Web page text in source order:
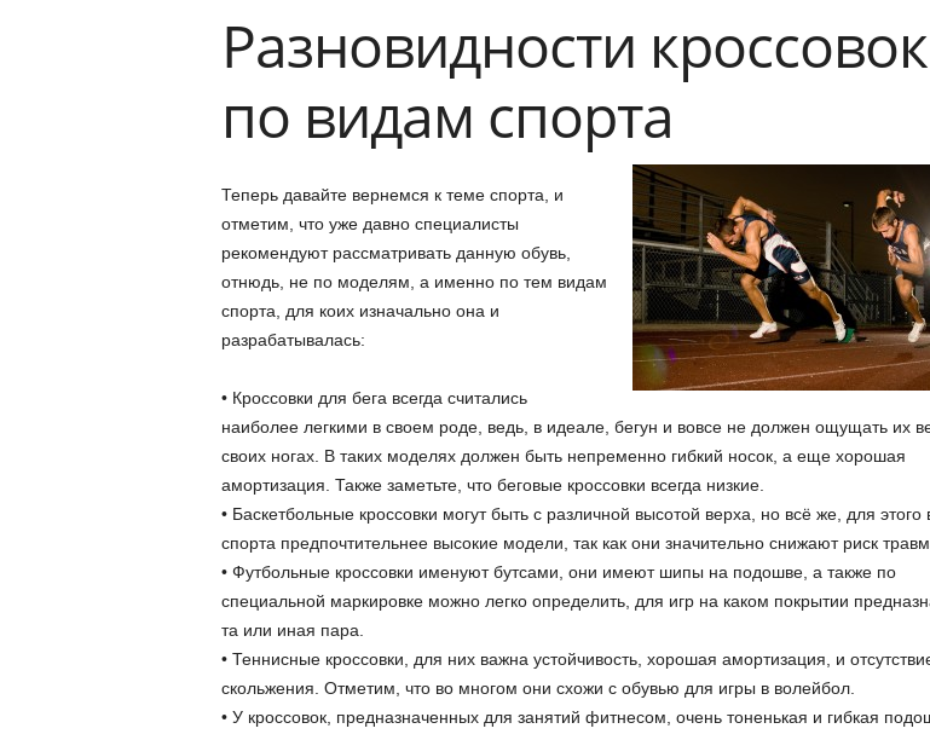
Разновидности кроссовок
по видам спорта
Теперь давайте вернемся к теме спорта, и
отметим, что уже давно специалисты
рекомендуют рассматривать данную обувь,
отнюдь, не по моделям, а именно по тем видам
спорта, для коих изначально она и
разрабатывалась:
• Кроссовки для бега всегда считались
наиболее легкими в своем роде, ведь, в идеале, бегун и вовсе не должен ощущать их
своих ногах. В таких моделях должен быть непременно гибкий носок, а еще хорошая
амортизация. Также заметьте, что беговые кроссовки всегда низкие.
• Баскетбольные кроссовки могут быть с различной высотой верха, но всё же, для этого
спорта предпочтительнее высокие модели, так как они значительно снижают риск
• Футбольные кроссовки именуют бутсами, они имеют шипы на подошве, а также по
специальной маркировке можно легко определить, для игр на каком покрытии
та или иная пара.
• Теннисные кроссовки, для них важна устойчивость, хорошая амортизация, и
скольжения. Отметим, что во многом они схожи с обувью для игры в волейбол.
• У кроссовок, предназначенных для занятий фитнесом, очень тоненькая и гибкая